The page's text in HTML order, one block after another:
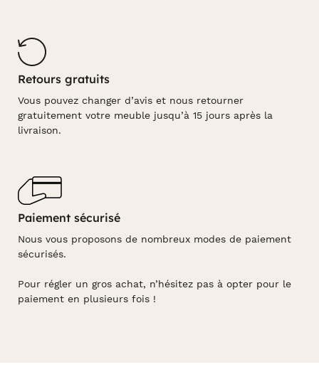
Retours gratuits
Vous pouvez changer d’avis et nous retourner
gratuitement votre meuble jusqu’à 15 jours après la
livraison.
Paiement sécurisé
Nous vous proposons de nombreux modes de paiement
sécurisés.
Pour régler un gros achat, n’hésitez pas à opter pour le
paiement en plusieurs fois !